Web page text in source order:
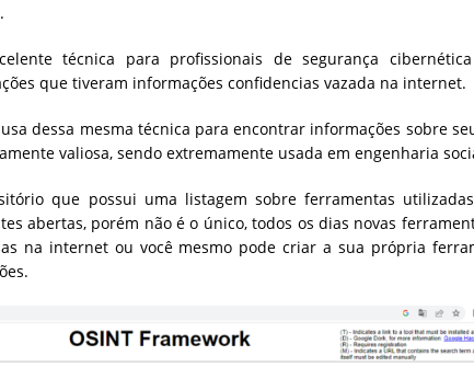
técnica para profissionais de segurança
que tiveram informações confidencias vazada na internet.
dessa mesma técnica para encontrar informações sobre
valiosa, sendo extremamente usada em engenharia
que possui uma listagem sobre ferramentas
abertas, porém não é o único, todos os dias novas
na internet ou você mesmo pode criar a sua própria